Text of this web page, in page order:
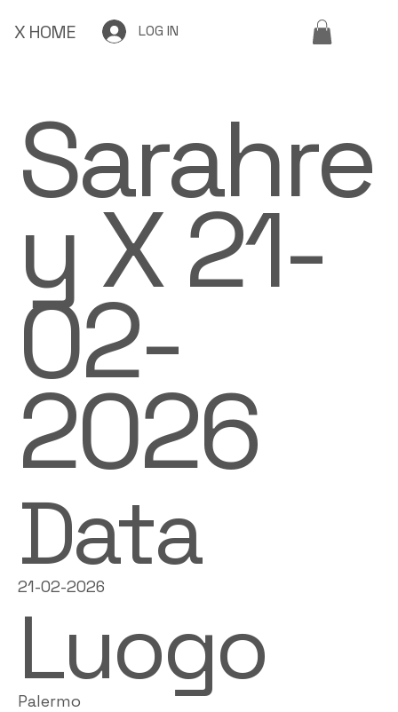
X HOME LOG IN
Sarahre
y X 21-
02-
2026
Data
21-02-2026
Luogo
Palermo